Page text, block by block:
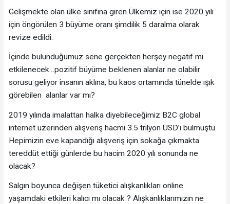
Gelişmekte olan ülke sınıfına giren Ülkemiz için ise 2020 yılı
için öngörülen 3 büyüme oranı şimdilik 5 daralma olarak
revize edildi.
İçinde bulunduğumuz sene gerçekten herşey negatif mi
etkilenecek…pozitif büyüme beklenen alanlar ne olabilir
sorusu geliyor insanın aklına, bu kaos ortamında tünelde ışık
görebilen alanlar var mı?
2019 yılında imalattan halka diyebileceğimiz B2C global
internet üzerinden alışveriş hacmi 3.5 trilyon USD’ı bulmuştu.
Hepimizin eve kapandığı alışveriş için sokağa çıkmakta
tereddüt ettiği günlerde bu hacim 2020 yılı sonunda ne
olacak?
Salgın boyunca değişen tüketici alışkanlıkları online
yaşamdaki etkileri kalıcı mı olacak ? Alışkanlıklarımızın ne